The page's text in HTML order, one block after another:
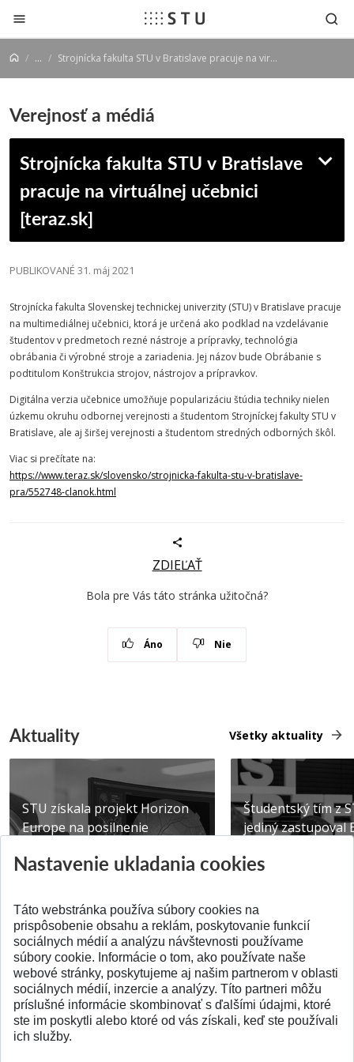
Prejsť na obsah
... Strojnícka fakulta STU v Bratislave pracuje na virtuálnej učebnici [teraz.sk]
Verejnosť a médiá
Strojnícka fakulta STU v Bratislave
pracuje na virtuálnej učebnici
[teraz.sk]
PUBLIKOVANÉ 31. máj 2021
Strojnícka fakulta Slovenskej technickej univerzity (STU) v Bratislave pracuje
na multimediálnej učebnici, ktorá je určená ako podklad na vzdelávanie
študentov v predmetoch rezné nástroje a prípravky, technológia
obrábania či výrobné stroje a zariadenia. Jej názov bude Obrábanie s
podtitulom Konštrukcia strojov, nástrojov a prípravkov.
Digitálna verzia učebnice umožňuje popularizáciu štúdia techniky nielen
úzkemu okruhu odbornej verejnosti a študentom Strojníckej fakulty STU v
Bratislave, ale aj širšej verejnosti a študentom stredných odborných škôl.
Viac si prečítate na:
https://www.teraz.sk/slovensko/strojnicka-fakulta-stu-v-bratislave-
pra/552748-clanok.html
ZDIEĽAŤ
Bola pre Vás táto stránka užitočná?
Áno Nie
Aktuality Všetky aktuality
STU získala projekt Horizon
Europe na posilnenie
Publikované 31.07.2026
Študentský tím z
jediný zastupoval
Publikované
SPÄŤ NA VRCH
Nastavenie ukladania cookies
Táto webstránka používa súbory cookies na
prispôsobenie obsahu a reklám, poskytovanie funkcií
sociálnych médií a analýzu návštevnosti používame
súbory cookie. Informácie o tom, ako používate naše
webové stránky, poskytujeme aj našim partnerom v oblasti
sociálnych médií, inzercie a analýzy. Títo partneri môžu
príslušné informácie skombinovať s ďalšími údajmi, ktoré
ste im poskytli alebo ktoré od vás získali, keď ste používali
ich služby.